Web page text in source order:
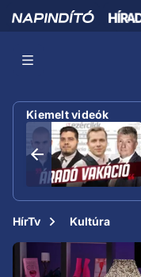
Kiemelt videók
HírTv Kultúra